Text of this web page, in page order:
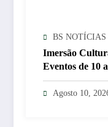
BS NOTÍCIAS
Imersão
Eventos de 10
Agosto 10,